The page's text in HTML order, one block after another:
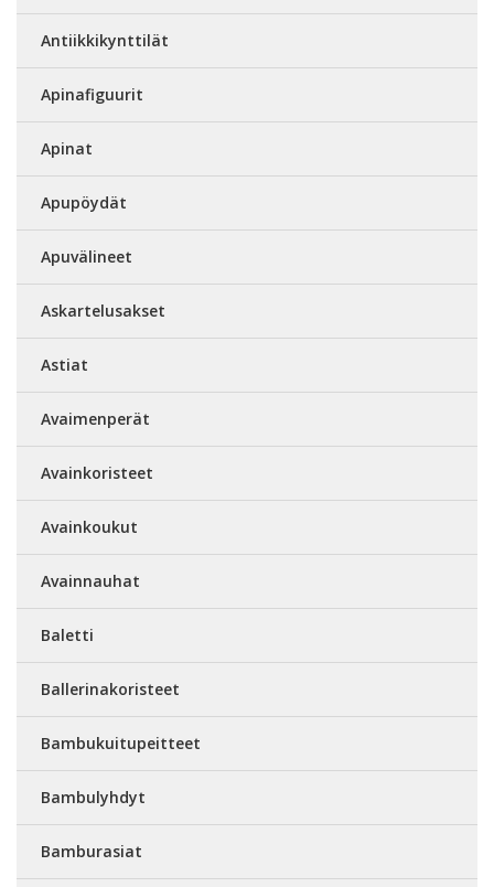
Antiikkikynttilät
Apinafiguurit
Apinat
Apupöydät
Apuvälineet
Askartelusakset
Astiat
Avaimenperät
Avainkoristeet
Avainkoukut
Avainnauhat
Baletti
Ballerinakoristeet
Bambukuitupeitteet
Bambulyhdyt
Bamburasiat